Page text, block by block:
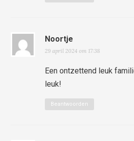
Noortje
29 april 2024 om 17:38
Een ontzettend leuk
leuk!
Beantwoorden